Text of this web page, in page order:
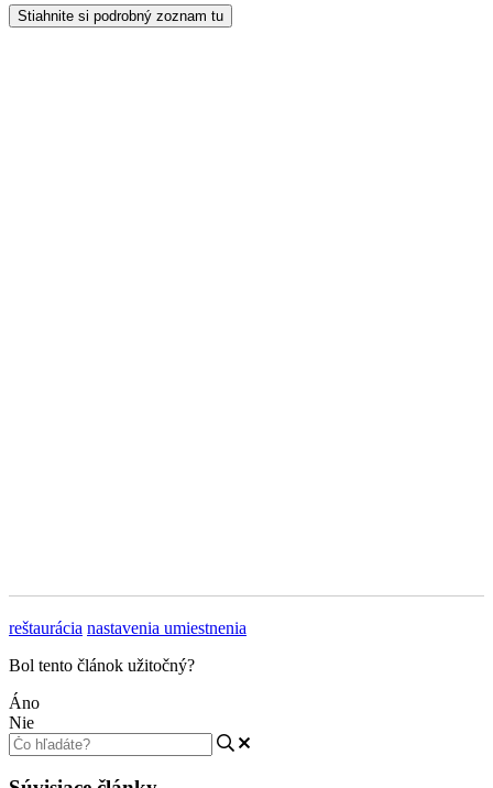
Stiahnite si podrobný zoznam tu
reštaurácia nastavenia umiestnenia
Bol tento článok užitočný?
Áno
Nie